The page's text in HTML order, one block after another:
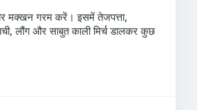
गरम करें। इसमें तेजपत्ता,
लौंग और साबुत काली मिर्च डालकर कुछ